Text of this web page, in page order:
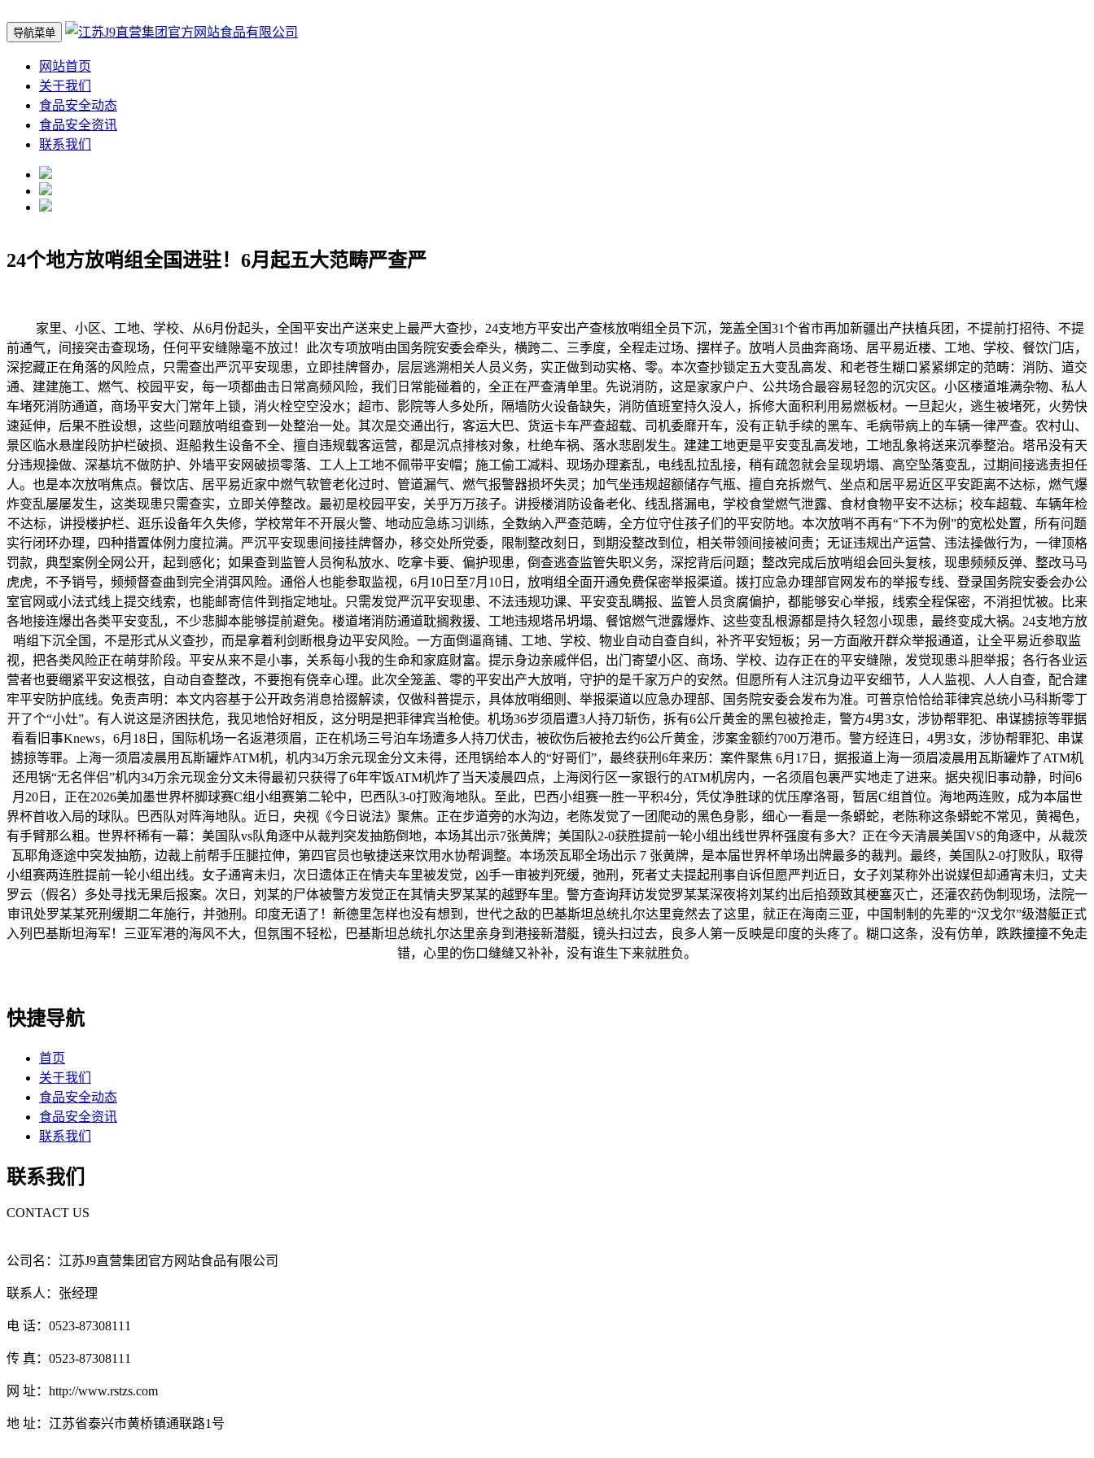
导航菜单
网站首页
关于我们
食品安全动态
食品安全资讯
联系我们
24个地方放哨组全国进驻！6月起五大范畴严查严
家里、小区、工地、学校、从6月份起头，全国平安出产送来史上最严大查抄，24支地方平安出产查核放哨组全员下沉，笼盖全国31个省市再加新疆出产扶植兵团，不提前打招待、不提
前通气，间接突击查现场，任何平安缝隙毫不放过！此次专项放哨由国务院安委会牵头，横跨二、三季度，全程走过场、摆样子。放哨人员曲奔商场、居平易近楼、工地、学校、餐饮门店，
深挖藏正在角落的风险点，只需查出严沉平安现患，立即挂牌督办，层层逃溯相关人员义务，实正做到动实格、零。本次查抄锁定五大变乱高发、和老苍生糊口紧紧绑定的范畴：消防、道交
通、建建施工、燃气、校园平安，每一项都曲击日常高频风险，我们日常能碰着的，全正在严查清单里。先说消防，这是家家户户、公共场合最容易轻忽的沉灾区。小区楼道堆满杂物、私人
车堵死消防通道，商场平安大门常年上锁，消火栓空空没水；超市、影院等人多处所，隔墙防火设备缺失，消防值班室持久没人，拆修大面积利用易燃板材。一旦起火，逃生被堵死，火势快
速延伸，后果不胜设想，这些问题放哨组查到一处整治一处。其次是交通出行，客运大巴、货运卡车严查超载、司机委靡开车，没有正轨手续的黑车、毛病带病上的车辆一律严查。农村山、
景区临水悬崖段防护栏破损、逛船救生设备不全、擅自违规载客运营，都是沉点排核对象，杜绝车祸、落水悲剧发生。建建工地更是平安变乱高发地，工地乱象将送来沉拳整治。塔吊没有天
分违规操做、深基坑不做防护、外墙平安网破损零落、工人上工地不佩带平安帽；施工偷工减料、现场办理紊乱，电线乱拉乱接，稍有疏忽就会呈现坍塌、高空坠落变乱，过期间接逃责担任
人。也是本次放哨焦点。餐饮店、居平易近家中燃气软管老化过时、管道漏气、燃气报警器损坏失灵；加气坐违规超额储存气瓶、擅自充拆燃气、坐点和居平易近区平安距离不达标，燃气爆
炸变乱屡屡发生，这类现患只需查实，立即关停整改。最初是校园平安，关乎万万孩子。讲授楼消防设备老化、线乱搭漏电，学校食堂燃气泄露、食材食物平安不达标；校车超载、车辆年检
不达标，讲授楼护栏、逛乐设备年久失修，学校常年不开展火警、地动应急练习训练，全数纳入严查范畴，全方位守住孩子们的平安防地。本次放哨不再有“下不为例”的宽松处置，所有问题
实行闭环办理，四种措置体例力度拉满。严沉平安现患间接挂牌督办，移交处所党委，限制整改刻日，到期没整改到位，相关带领间接被问责；无证违规出产运营、违法操做行为，一律顶格
罚款，典型案例全网公开，起到感化；如果查到监管人员徇私放水、吃拿卡要、偏护现患，倒查逃查监管失职义务，深挖背后问题；整改完成后放哨组会回头复核，现患频频反弹、整改马马
虎虎，不予销号，频频督查曲到完全消弭风险。通俗人也能参取监视，6月10日至7月10日，放哨组全面开通免费保密举报渠道。拨打应急办理部官网发布的举报专线、登录国务院安委会办公
室官网或小法式线上提交线索，也能邮寄信件到指定地址。只需发觉严沉平安现患、不法违规功课、平安变乱瞒报、监管人员贪腐偏护，都能够安心举报，线索全程保密，不消担忧被。比来
各地接连爆出各类平安变乱，不少悲脚本能够提前避免。楼道堵消防通道耽搁救援、工地违规塔吊坍塌、餐馆燃气泄露爆炸、这些变乱根源都是持久轻忽小现患，最终变成大祸。24支地方放
哨组下沉全国，不是形式从义查抄，而是拿着利剑断根身边平安风险。一方面倒逼商铺、工地、学校、物业自动自查自纠，补齐平安短板；另一方面敞开群众举报通道，让全平易近参取监
视，把各类风险正在萌芽阶段。平安从来不是小事，关系每小我的生命和家庭财富。提示身边亲戚伴侣，出门寄望小区、商场、学校、边存正在的平安缝隙，发觉现患斗胆举报；各行各业运
营者也要绷紧平安这根弦，自动自查整改，不要抱有侥幸心理。此次全笼盖、零的平安出产大放哨，守护的是千家万户的安然。但愿所有人注沉身边平安细节，人人监视、人人自查，配合建
牢平安防护底线。免责声明：本文内容基于公开政务消息拾掇解读，仅做科普提示，具体放哨细则、举报渠道以应急办理部、国务院安委会发布为准。可普京恰恰给菲律宾总统小马科斯零丁
开了个“小灶”。有人说这是济困扶危，我见地恰好相反，这分明是把菲律宾当枪使。机场36岁须眉遭3人持刀斩伤，拆有6公斤黄金的黑包被抢走，警方4男3女，涉协帮罪犯、串谋掳掠等罪据
看看旧事Knews，6月18日，国际机场一名返港须眉，正在机场三号泊车场遭多人持刀伏击，被砍伤后被抢去约6公斤黄金，涉案金额约700万港币。警方经连日，4男3女，涉协帮罪犯、串谋
掳掠等罪。上海一须眉凌晨用瓦斯罐炸ATM机，机内34万余元现金分文未得，还甩锅给本人的“好哥们”，最终获刑6年来历：案件聚焦 6月17日，据报道上海一须眉凌晨用瓦斯罐炸了ATM机
还甩锅“无名伴侣”机内34万余元现金分文未得最初只获得了6年牢饭ATM机炸了当天凌晨四点，上海闵行区一家银行的ATM机房内，一名须眉包裹严实地走了进来。据央视旧事动静，时间6
月20日，正在2026美加墨世界杯脚球赛C组小组赛第二轮中，巴西队3-0打败海地队。至此，巴西小组赛一胜一平积4分，凭仗净胜球的优压摩洛哥，暂居C组首位。海地两连败，成为本届世
界杯首收入局的球队。巴西队对阵海地队。近日，央视《今日说法》聚焦。正在步道旁的水沟边，老陈发觉了一团爬动的黑色身影，细心一看是一条蟒蛇，老陈称这条蟒蛇不常见，黄褐色，
有手臂那么粗。世界杯稀有一幕：美国队vs队角逐中从裁判突发抽筋倒地，本场其出示7张黄牌；美国队2-0获胜提前一轮小组出线世界杯强度有多大？正在今天清晨美国VS的角逐中，从裁茨
瓦耶角逐途中突发抽筋，边裁上前帮手压腿拉伸，第四官员也敏捷送来饮用水协帮调整。本场茨瓦耶全场出示 7 张黄牌，是本届世界杯单场出牌最多的裁判。最终，美国队2-0打败队，取得
小组赛两连胜提前一轮小组出线。女子通宵未归，次日遗体正在情夫车里被发觉，凶手一审被判死缓，弛刑，死者丈夫提起刑事自诉但愿严判近日，女子刘某称外出说媒但却通宵未归，丈夫
罗云（假名）多处寻找无果后报案。次日，刘某的尸体被警方发觉正在其情夫罗某某的越野车里。警方查询拜访发觉罗某某深夜将刘某约出后掐颈致其梗塞灭亡，还灌农药伪制现场，法院一
审讯处罗某某死刑缓期二年施行，并弛刑。印度无语了！新德里怎样也没有想到，世代之敌的巴基斯坦总统扎尔达里竟然去了这里，就正在海南三亚，中国制制的先辈的“汉戈尔”级潜艇正式
入列巴基斯坦海军！三亚军港的海风不大，但氛围不轻松，巴基斯坦总统扎尔达里亲身到港接新潜艇，镜头扫过去，良多人第一反映是印度的头疼了。糊口这条，没有仿单，跌跌撞撞不免走
错，心里的伤口缝缝又补补，没有谁生下来就胜负。
快捷导航
首页
关于我们
食品安全动态
食品安全资讯
联系我们
联系我们
CONTACT US
公司名：江苏J9直营集团官方网站食品有限公司
联系人：张经理
电 话：0523-87308111
传 真：0523-87308111
网 址：http://www.rstzs.com
地 址：江苏省泰兴市黄桥镇通联路1号